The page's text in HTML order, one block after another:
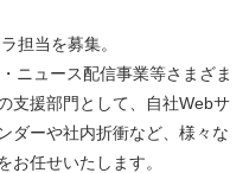
担当を募集。
ニュース配信事業等さまざま
支援部門として、自社Webサ
ダーや社内折衝など、様々な
お任せいたします。